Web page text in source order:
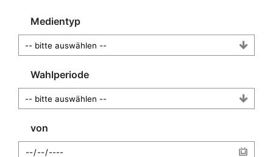
Medientyp
Wahlperiode
von